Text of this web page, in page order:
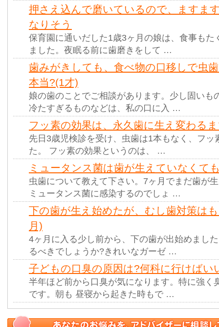
押さえ込んで磨いているので、ますま
なりそう
保育園に通いだした1歳3ヶ月の娘は、食事もた
ました。夜眠る前に歯磨きをして …
歯みがきしても、食べ物の口移しで虫
本当?(1才)
娘の歯のことでご相談があります。少し固いも
冷たすぎるものなどは、私の口に入 …
フッ素の効果は、永久歯に生え変わる
先日3歳児検診を受け、虫歯は1本もなく、フッ
た。 フッ素の効果というのは、 …
ミュータンス菌は歯が生えていなくて
虫歯について教えて下さい。7ヶ月でまだ歯が
ミュータンス菌に感染するのでしょ …
下の歯が生え始めたが、むし歯対策は
月)
4ヶ月に入る少し前から、下の歯が出始めまし
るべきでしょうか?きれいなガーゼ …
子どもの口臭の原因は?何科に行けばい
半年ほど前から口臭が気になります。特に強く
です。朝も 昼寝から起きた時もで …